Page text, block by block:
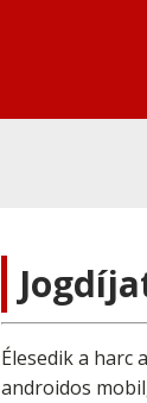
Élesedik a harc
androidos